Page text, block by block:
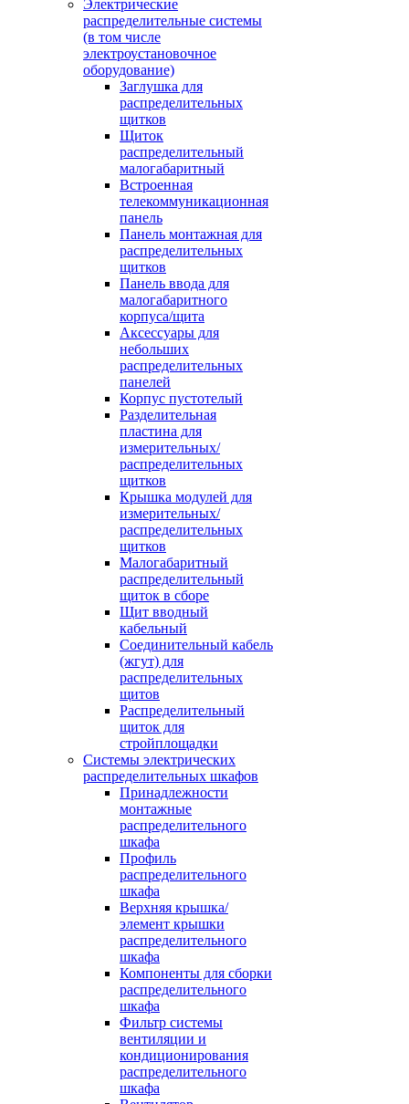
Электрические
распределительные системы
(в том числе
электроустановочное
оборудование)
Заглушка для
распределительных
щитков
Щиток
распределительный
малогабаритный
Встроенная
телекоммуникационная
панель
Панель монтажная для
распределительных
щитков
Панель ввода для
малогабаритного
корпуса/щита
Аксессуары для
небольших
распределительных
панелей
Корпус пустотелый
Разделительная
пластина для
измерительных/
распределительных
щитков
Крышка модулей для
измерительных/
распределительных
щитков
Малогабаритный
распределительный
щиток в сборе
Щит вводный
кабельный
Соединительный кабель
(жгут) для
распределительных
щитов
Распределительный
щиток для
стройплощадки
Системы электрических
распределительных шкафов
Принадлежности
монтажные
распределительного
шкафа
Профиль
распределительного
шкафа
Верхняя крышка/
элемент крышки
распределительного
шкафа
Компоненты для сборки
распределительного
шкафа
Фильтр системы
вентиляции и
кондиционирования
распределительного
шкафа